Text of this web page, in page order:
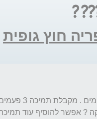
חוץ גופית